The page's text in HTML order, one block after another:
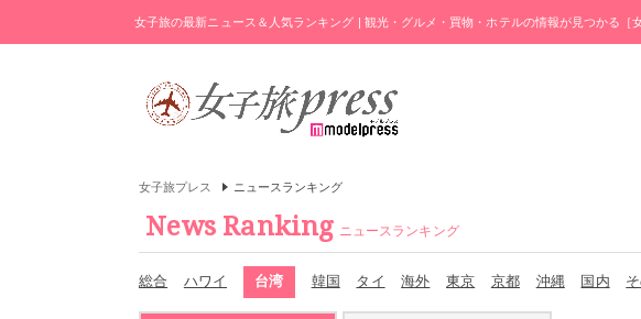
女子旅の最新ニュース＆人気ランキング | 観光・グルメ・買物・ホテルの情報が見つかる［
女子旅プレス ニュースランキング
News Ranking ニュースランキング
総合 ハワイ 台湾 韓国 タイ 海外 東京 京都 沖縄 国内